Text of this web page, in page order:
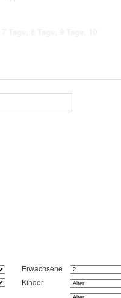
Erwachsene
Kinder